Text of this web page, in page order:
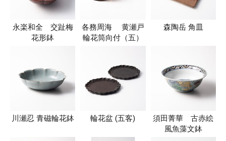
永楽和全 交趾梅
花形鉢
各務周海 黄瀬戸
輪花筒向付（五）
森陶岳 角皿
川瀬忍 青磁輪花鉢 輪花盆 (五客)
須田菁華 古赤絵
風魚藻文鉢